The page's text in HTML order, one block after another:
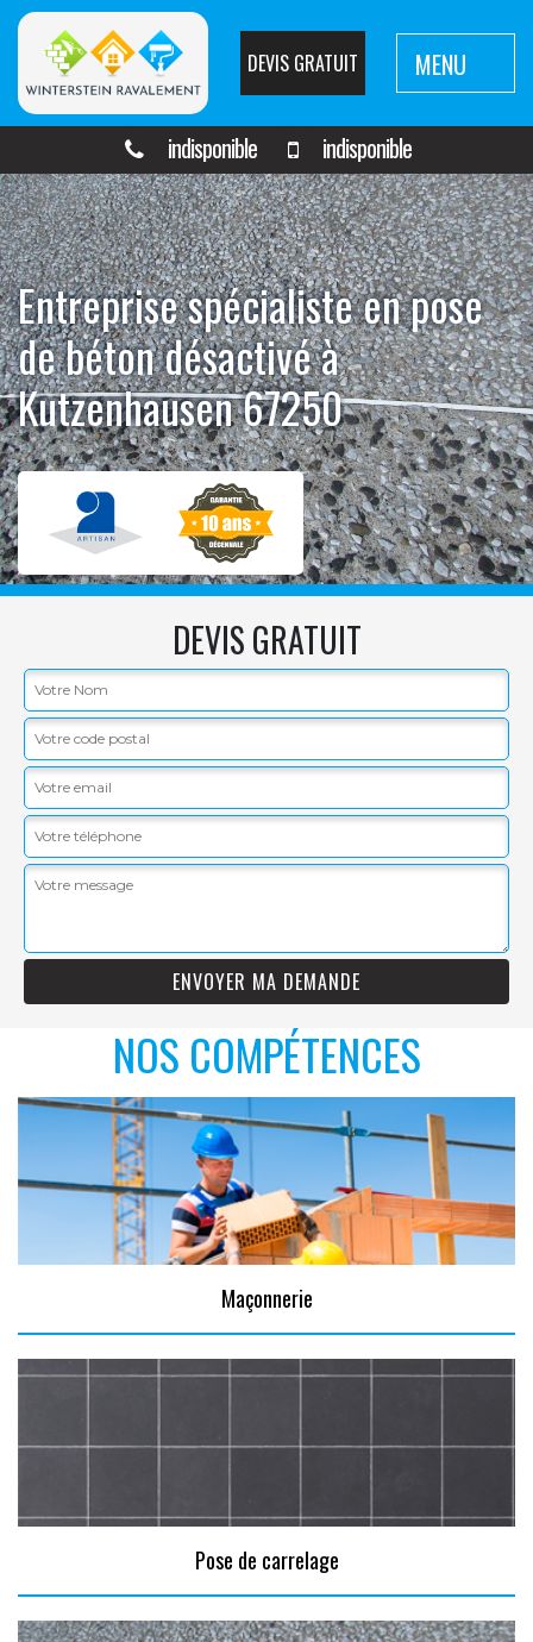
DEVIS GRATUIT MENU
indisponible indisponible
Entreprise spécialiste en pose
de béton désactivé à
Kutzenhausen 67250
DEVIS GRATUIT
NOS COMPÉTENCES
Maçonnerie
Pose de carrelage